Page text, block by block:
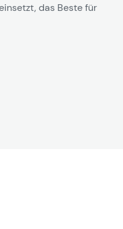
das Beste für